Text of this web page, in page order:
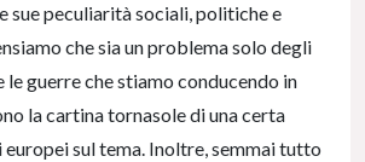
sue peculiarità sociali, politiche e
che sia un problema solo degli
le guerre che stiamo conducendo in
la cartina tornasole di una certa
europei sul tema. Inoltre, semmai tutto